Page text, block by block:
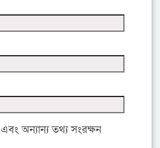
অন্যান্য তথ্য সংরক্ষন